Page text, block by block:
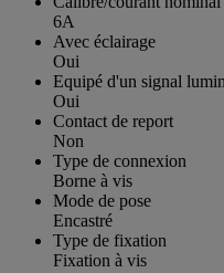
6A
Avec éclairage
Oui
Equipé d'un signal
Oui
Contact de report
Non
Type de connexion
Borne à vis
Mode de pose
Encastré
Type de fixation
Fixation à vis